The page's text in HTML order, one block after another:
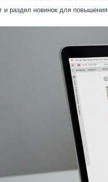
и раздел новинок для